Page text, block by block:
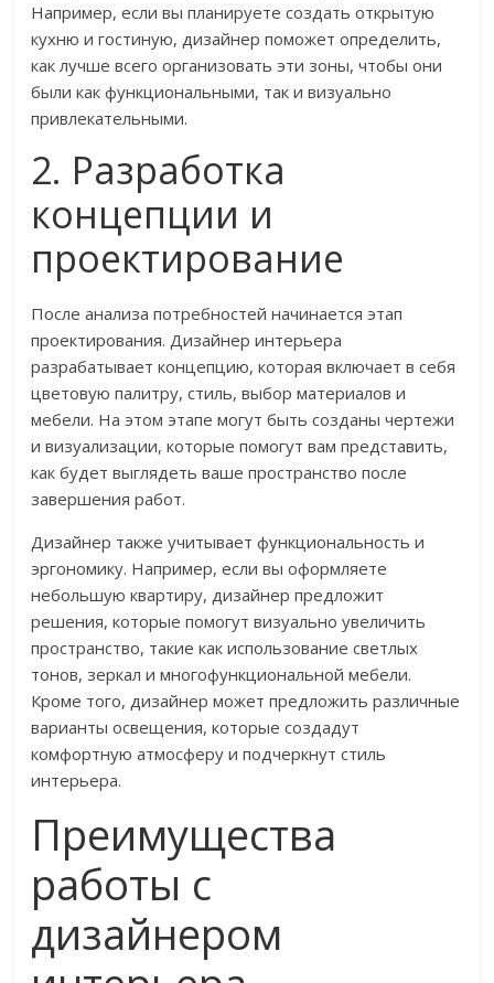
Например, если вы планируете создать открытую
кухню и гостиную, дизайнер поможет определить,
как лучше всего организовать эти зоны, чтобы они
были как функциональными, так и визуально
привлекательными.
2. Разработка
концепции и
проектирование
После анализа потребностей начинается этап
проектирования. Дизайнер интерьера
разрабатывает концепцию, которая включает в себя
цветовую палитру, стиль, выбор материалов и
мебели. На этом этапе могут быть созданы чертежи
и визуализации, которые помогут вам представить,
как будет выглядеть ваше пространство после
завершения работ.
Дизайнер также учитывает функциональность и
эргономику. Например, если вы оформляете
небольшую квартиру, дизайнер предложит
решения, которые помогут визуально увеличить
пространство, такие как использование светлых
тонов, зеркал и многофункциональной мебели.
Кроме того, дизайнер может предложить различные
варианты освещения, которые создадут
комфортную атмосферу и подчеркнут стиль
интерьера.
Преимущества
работы с
дизайнером